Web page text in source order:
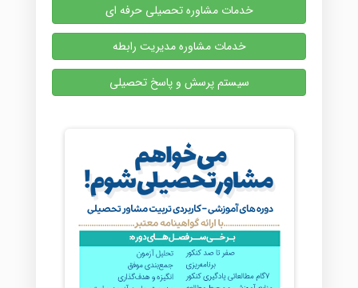
خدمات مشاوره تحصیلی حرفه ای
خدمات مشاوره مدیریت رابطه
سیستم پرسش و پاسخ تحصیلی